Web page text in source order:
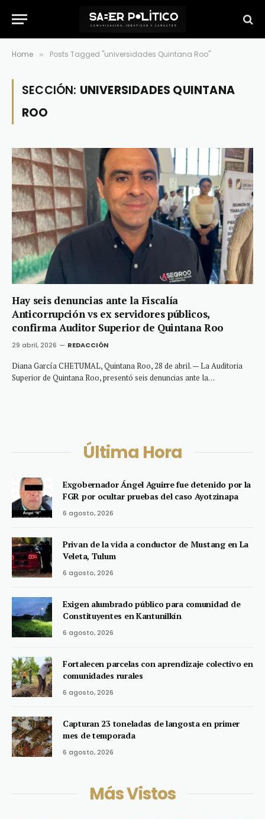
Home » Posts Tagged "universidades Quintana Roo"
SECCIÓN: UNIVERSIDADES QUINTANA
ROO
Hay seis denuncias ante la Fiscalía
Anticorrupción vs ex servidores públicos,
confirma Auditor Superior de Quintana Roo
29 abril, 2026 REDACCIÓN
Diana García CHETUMAL, Quintana Roo, 28 de abril. — La Auditoria
Superior de Quintana Roo, presentó seis denuncias ante la…
Última Hora
Exgobernador Ángel Aguirre fue detenido por la
FGR por ocultar pruebas del caso Ayotzinapa
6 agosto, 2026
Privan de la vida a conductor de Mustang en La
Veleta, Tulum
6 agosto, 2026
Exigen alumbrado público para comunidad de
Constituyentes en Kantunilkín
6 agosto, 2026
Fortalecen parcelas con aprendizaje colectivo en
comunidades rurales
6 agosto, 2026
Capturan 23 toneladas de langosta en primer
mes de temporada
6 agosto, 2026
Más Vistos